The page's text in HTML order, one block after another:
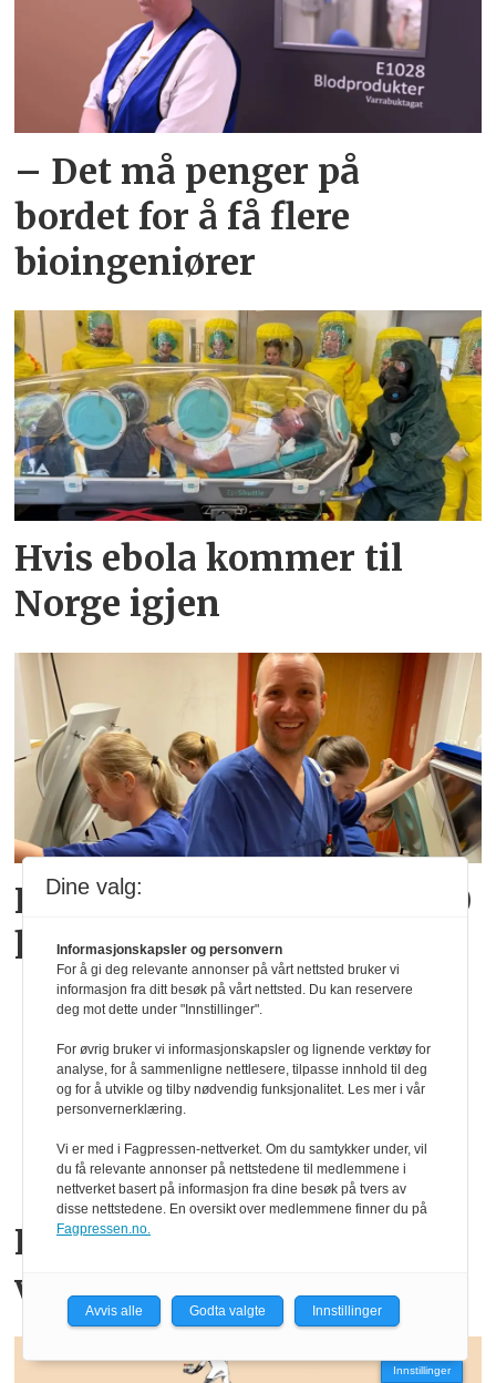
– Det må penger på
bordet for å få flere
bioingeniører
Hvis ebola kommer til
Norge igjen
Fra null intimsfære til 100
kvm analyserom
Kompetanse er ikke
valgfritt
Innstillinger
Dine valg:
Informasjonskapsler og personvern
For å gi deg relevante annonser på vårt nettsted bruker vi
informasjon fra ditt besøk på vårt nettsted. Du kan reservere
deg mot dette under "Innstillinger".
For øvrig bruker vi informasjonskapsler og lignende verktøy for
analyse, for å sammenligne nettlesere, tilpasse innhold til deg
og for å utvikle og tilby nødvendig funksjonalitet. Les mer i vår
personvernerklæring.
Vi er med i Fagpressen-nettverket. Om du samtykker under, vil
du få relevante annonser på nettstedene til medlemmene i
nettverket basert på informasjon fra dine besøk på tvers av
disse nettstedene. En oversikt over medlemmene finner du på
Fagpressen.no.
Avvis alle Godta valgte Innstillinger